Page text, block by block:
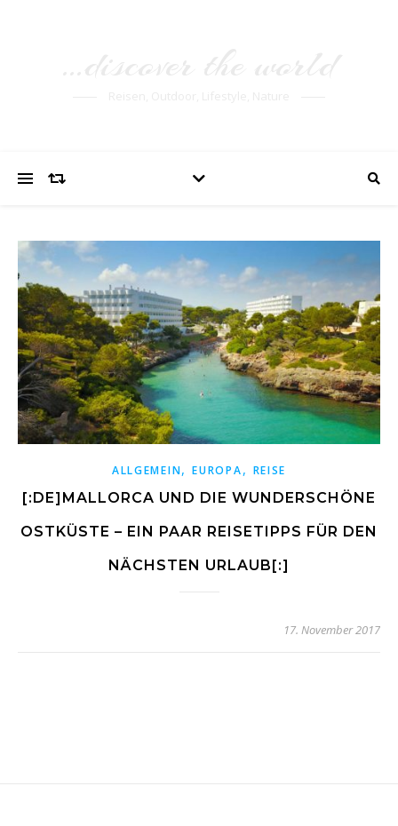
ALLGEMEIN,EUROPA, REISE
[:DE]MALLORCA UND DIE WUNDERSCHÖNE
OSTKÜSTE – EIN PAAR REISETIPPS FÜR DEN
NÄCHSTEN URLAUB[:]
17. November 2017